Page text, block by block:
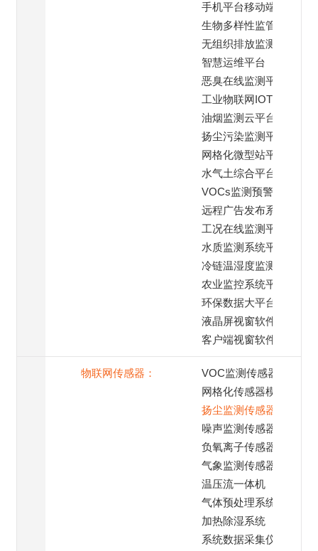
手机平台移动端
生物多样性监管平台
无组织排放监测平台
智慧运维平台
恶臭在线监测平台
工业物联网IOT云平台
油烟监测云平台
扬尘污染监测平台
网格化微型站平台
水气土综合平台
VOCs监测预警平台
远程广告发布系统
工况在线监测平台
水质监测系统平台
冷链温湿度监测平台
农业监控系统平台
环保数据大平台
液晶屏视窗软件
客户端视窗软件
物联网传感器：
VOC监测传感器
网格化传感器模组
扬尘监测传感器
噪声监测传感器
负氧离子传感器
气象监测传感器
温压流一体机
气体预处理系统
加热除湿系统
系统数据采集仪